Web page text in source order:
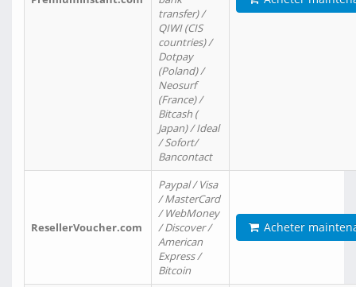
transfer) /
QIWI (CIS
countries) /
Dotpay
(Poland) /
Neosurf
(France) /
Bitcash (
Japan) / Ideal
/ Sofort/
Bancontact
ResellerVoucher.com
Paypal / Visa
/ MasterCard
/ WebMoney
/ Discover /
American
Express /
Bitcoin
Acheter